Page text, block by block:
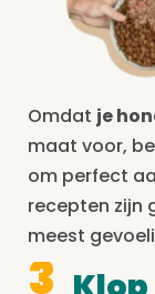
Omdat je
maat voor,
om perfect
recepten zijn
meest
3